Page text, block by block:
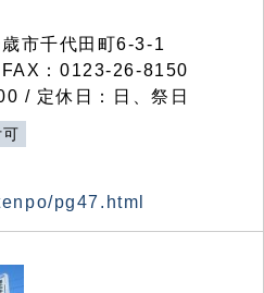
市千代田町6-3-1
：0123-26-8150
/ 定休日：日、祭日
可
pg47.html